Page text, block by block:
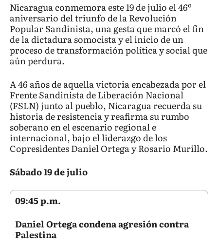
Nicaragua conmemora este 19 de julio el 46º
aniversario del triunfo de la Revolución
Popular Sandinista, una gesta que marcó el fin
de la dictadura somocista y el inicio de un
proceso de transformación política y social que
aún perdura.
A 46 años de aquella victoria encabezada por el
Frente Sandinista de Liberación Nacional
(FSLN) junto al pueblo, Nicaragua recuerda su
historia de resistencia y reafirma su rumbo
soberano en el escenario regional e
internacional, bajo el liderazgo de los
Copresidentes Daniel Ortega y Rosario Murillo.
Sábado 19 de julio
09:45 p.m.
Daniel Ortega condena agresión contra
Palestina